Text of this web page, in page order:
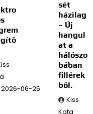
2026-06-25
sét
házilag
– Új
hangul
at a
hálószo
bában
fillérek
ből.
Kiss
Kata